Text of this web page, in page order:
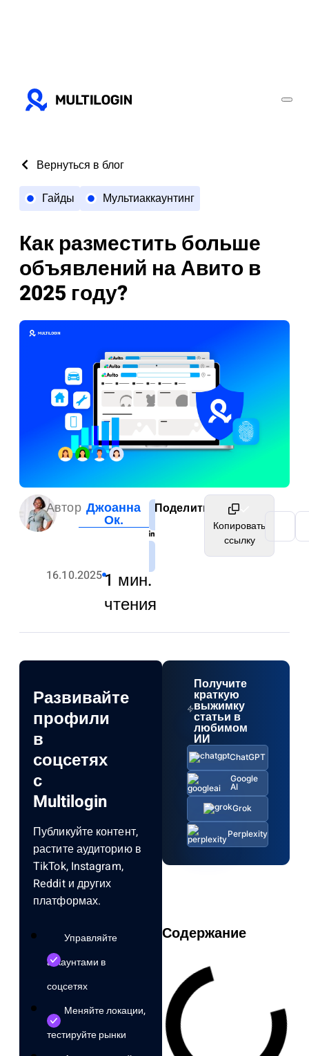
Вернуться в блог
Гайды
Мультиаккаунтинг
Как разместить больше
объявлений на Авито в
2025 году?
Автор Джоанна
Ок.
16.10.20251 мин.
чтения
Поделиться
Копировать
ссылку
Развивайте
профили
в
соцсетях
с
Multilogin
Публикуйте контент,
растите аудиторию в
TikTok, Instagram,
Reddit и других
платформах.
Управляйте
аккаунтами в
соцсетях
Меняйте локации,
тестируйте рынки
Получите
краткую
выжимку
статьи в
любимом
ИИ
ChatGPT
Google
AI
Grok
Perplexity
Содержание